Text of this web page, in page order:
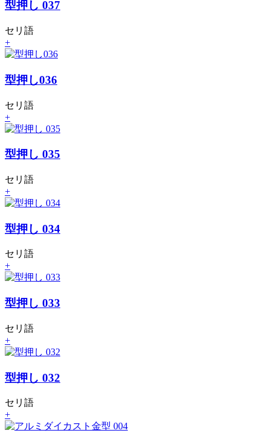
型押し 037
セリ語
+
型押し036
セリ語
+
型押し 035
セリ語
+
型押し 034
セリ語
+
型押し 033
セリ語
+
型押し 032
セリ語
+